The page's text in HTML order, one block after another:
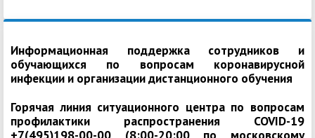
Информационная поддержка сотрудников и
обучающихся по вопросам коронавирусной
инфекции и организации дистанционного обучения
Горячая линия ситуационного центра по вопросам
профилактики распространения COVID-19